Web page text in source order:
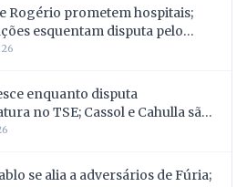
Rogério prometem hospitais;
esquentam disputa pelo
e Acir mira votos deixados por
enquanto disputa
no TSE; Cassol e Cahulla são
após 16 anos; Scheid
eleitoral
se alia a adversários de Fúria;